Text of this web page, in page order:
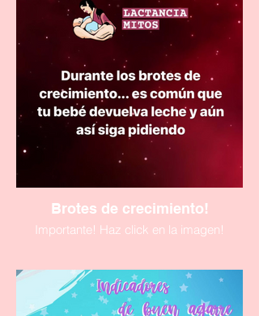
Brotes de crecimiento!
Importante! Haz click en la imagen!